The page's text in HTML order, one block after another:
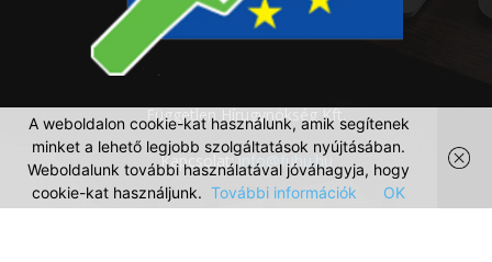
Független Hírügynökség Kft.
Kapcsolat:info@fuhu.hu
A weboldalon cookie-kat használunk, amik segítenek
minket a lehető legjobb szolgáltatások nyújtásában.
Weboldalunk további használatával jóváhagyja, hogy
cookie-kat használjunk. További információk OK